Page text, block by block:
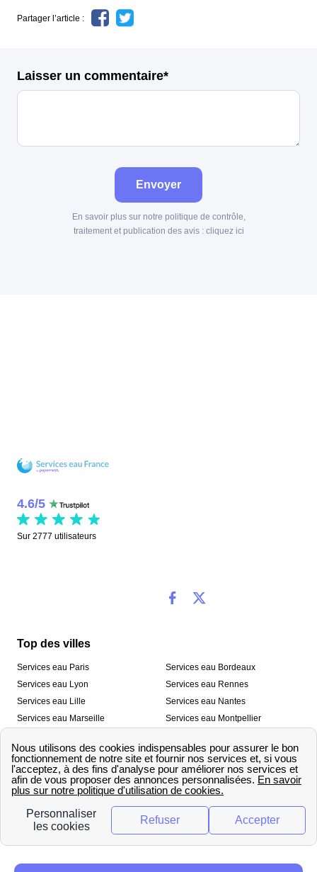
Partager l’article :
Laisser un commentaire*
Envoyer
En savoir plus sur notre politique de contrôle,
traitement et publication des avis : cliquez ici
4.6/5
Sur 2777 utilisateurs
Top des villes
Services eau Paris
Services eau Lyon
Services eau Lille
Services eau Marseille
Services eau Toulon
Services eau Bordeaux
Services eau Rennes
Services eau Nantes
Services eau Montpellier
Services eau Strasbourg
Nos outils
🛁 Simulateur consommation eau
💧 Comparer les fournisseurs
d’eau